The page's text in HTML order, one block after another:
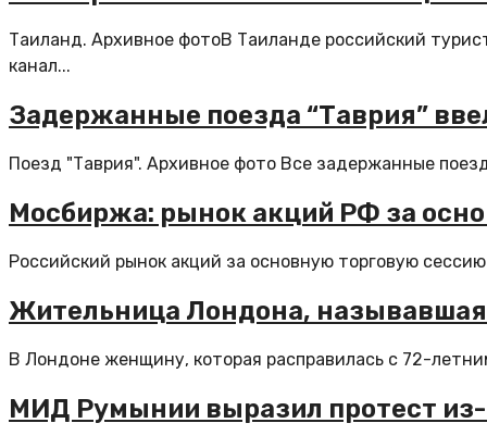
Таиланд. Архивное фотоВ Таиланде российский
канал...
Задержанные поезда “Таврия”
Поезд "Таврия". Архивное фото Все задержанные
Мосбиржа: рынок акций РФ за
Российский рынок акций за основную торговую
Жительница Лондона,
В Лондоне женщину, которая расправилась с 72-
МИД Румынии выразил протест